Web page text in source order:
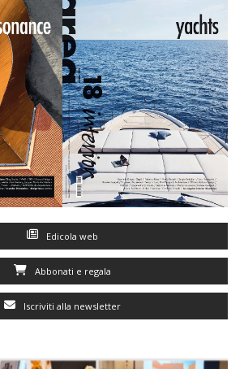
Edicola web
Abbonati e regala
Iscriviti alla newsletter